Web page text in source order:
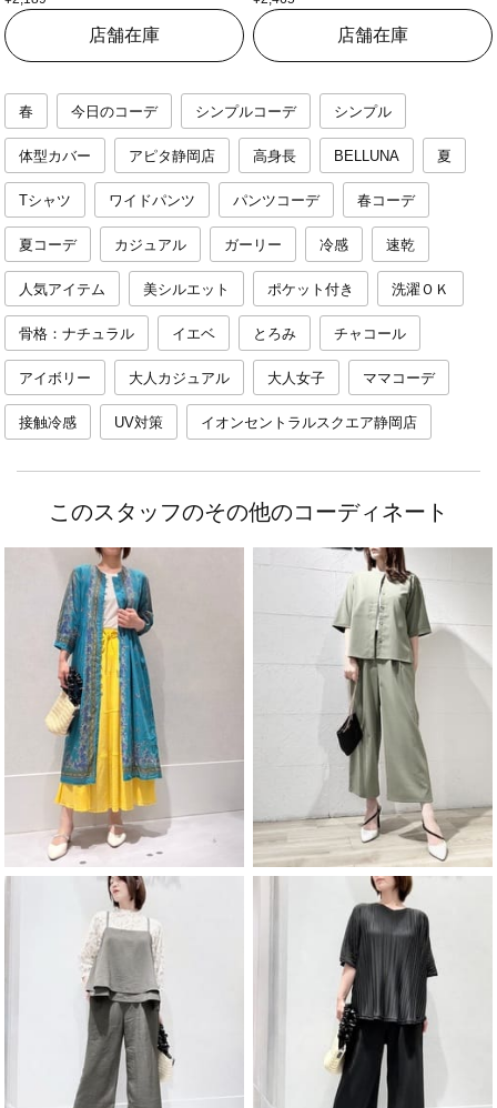
店舗在庫 店舗在庫
春 今日のコーデ シンプルコーデ シンプル
体型カバー アピタ静岡店 高身長 BELLUNA 夏
Tシャツ ワイドパンツ パンツコーデ 春コーデ
夏コーデ カジュアル ガーリー 冷感 速乾
人気アイテム 美シルエット ポケット付き 洗濯ＯＫ
骨格：ナチュラル イエベ とろみ チャコール
アイボリー 大人カジュアル 大人女子 ママコーデ
接触冷感 UV対策 イオンセントラルスクエア静岡店
このスタッフのその他のコーディネート